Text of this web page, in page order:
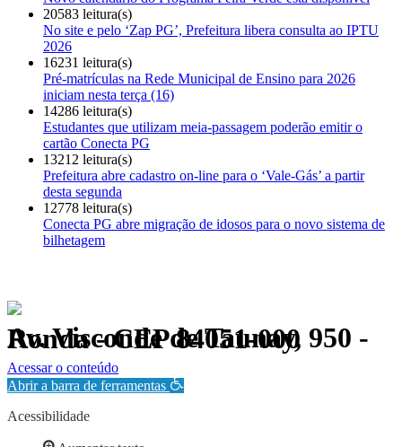
20583 leitura(s)
No site e pelo ‘Zap PG’, Prefeitura libera consulta ao IPTU
2026
16231 leitura(s)
Pré-matrículas na Rede Municipal de Ensino para 2026
iniciam nesta terça (16)
14286 leitura(s)
Estudantes que utilizam meia-passagem poderão emitir o
cartão Conecta PG
13212 leitura(s)
Prefeitura abre cadastro on-line para o ‘Vale-Gás’ a partir
desta segunda
12778 leitura(s)
Conecta PG abre migração de idosos para o novo sistema de
bilhetagem
Av. Visconde de Taunay, 950 - Ronda - CEP 84051-000
Política de Privacidade.
Acessar o conteúdo
Abrir a barra de ferramentas
Acessibilidade